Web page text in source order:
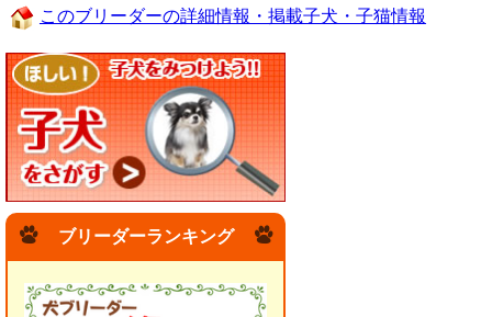
このブリーダーの詳細情報・掲載子犬・子猫情報
ブリーダーランキング